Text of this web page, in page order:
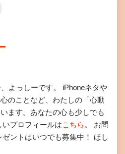
よっしーです。 iPhoneネタや
のことなど、わたしの「心動
ます。あなたの心も少しでも
プロフィールはこちら 。 お問
ゼントはいつでも募集中！ ほし